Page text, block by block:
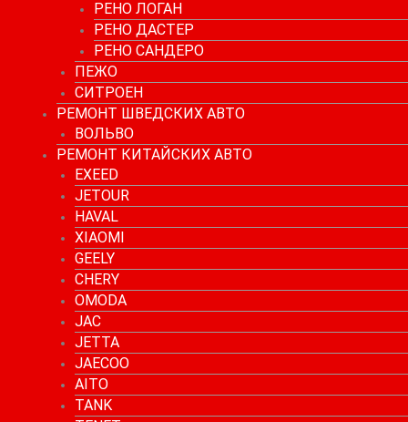
РЕНО ЛОГАН
РЕНО ДАСТЕР
РЕНО САНДЕРО
ПЕЖО
СИТРОЕН
РЕМОНТ ШВЕДСКИХ АВТО
ВОЛЬВО
РЕМОНТ КИТАЙСКИХ АВТО
EXEED
JETOUR
HAVAL
XIAOMI
GEELY
CHERY
OMODA
JAC
JETTA
JAECOO
AITO
TANK